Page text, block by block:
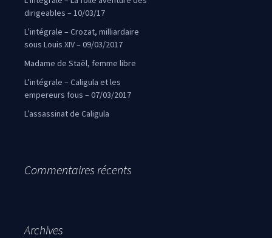
dirigeables – 10/03/17
L’intégrale – Crozat, milliardaire
sous Louis XIV – 09/03/2017
Madame de Staël, femme libre
L’intégrale – Caligula et les
empereurs fous – 07/03/2017
L’assassinat de Caligula
Commentaires récents
Archives